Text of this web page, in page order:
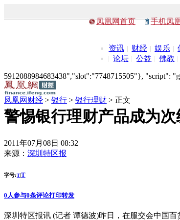
凤凰网首页 手机凤
资讯 财经 娱乐
论坛
公益 佛教
5912088984683438","slot":"7748715505"}, "script":
凤凰网财经 > 银行 > 银行理财 > 正文
警惕银行理财产品成为次
2011年07月08日 08:32
来源： 深圳特区报
字号:T|T
0 人参与0条评论打印转发
深圳特区报讯 (记者 谭德波)昨日，在服交会中国